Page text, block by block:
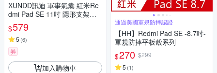
XUNDD訊迪 軍事氣囊 紅米Re
dmi Pad SE 11吋 隱形支架殼
平板防摔保護套(極簡黑)
$579
5 (6)
券
加入購物車
通過美國軍規防摔認證
【HH】Redmi Pad SE -8.7吋-
軍規防摔平板殼系列
$270 $299
5 (1)